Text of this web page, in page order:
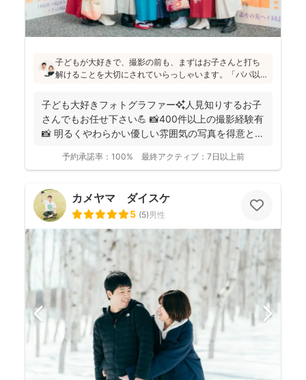
子どもが大好きで、撮影の前も、まずはお子さんと打ち
解けることを大切にされていらっしゃいます。「パパ以
た！」というお声も！明るく優しい雰囲気の仕上がりの
写真をお求めの方にはぜひおすすめです♪
子ども大好きフォトグラファー✨人見知りするお子
さんでもお任せ下さい💪 📸400件以上の撮影経験有
📸 明るくやわらかい優しい雰囲気の写真を得意とし
予約承諾率： 100% 最終アクティブ： 7日以上前
カメヤマ ダイスケ
5 (5)男性